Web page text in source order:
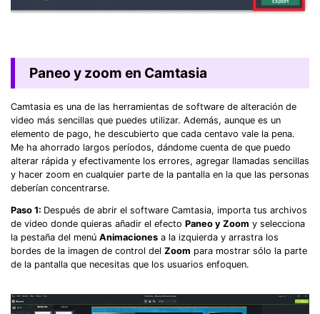
Paneo y zoom en Camtasia
Camtasia es una de las herramientas de software de alteración de
video más sencillas que puedes utilizar. Además, aunque es un
elemento de pago, he descubierto que cada centavo vale la pena.
Me ha ahorrado largos períodos, dándome cuenta de que puedo
alterar rápida y efectivamente los errores, agregar llamadas sencillas
y hacer zoom en cualquier parte de la pantalla en la que las personas
deberían concentrarse.
Paso 1: Después de abrir el software Camtasia, importa tus archivos
de video donde quieras añadir el efecto Paneo y Zoom y selecciona
la pestaña del menú Animaciones a la izquierda y arrastra los
bordes de la imagen de control del Zoom para mostrar sólo la parte
de la pantalla que necesitas que los usuarios enfoquen.